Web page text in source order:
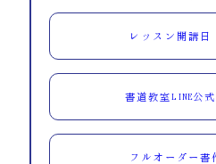
レッスン開講日
書道教室LINE公
フルオーダー書